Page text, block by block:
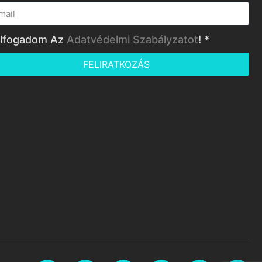
Az Adatvédelmi Szabályzatot! *
FELIRATKOZÁS